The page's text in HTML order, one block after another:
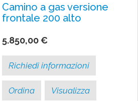
Camino a gas versione
frontale 200 alto
5.850,00 €
Richiedi informazioni
Ordina Visualizza